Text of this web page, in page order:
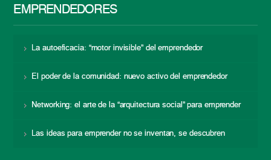
EMPRENDEDORES
La autoeficacia: “motor invisible” del emprendedor
El poder de la comunidad: nuevo activo del emprendedor
Networking: el arte de la “arquitectura social” para emprender
Las ideas para emprender no se inventan, se descubren